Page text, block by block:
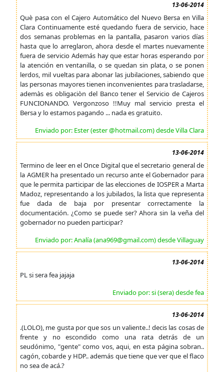
13-06-2014
Què pasa con el Cajero Automático del Nuevo Bersa en Villa
Clara Continuamente esté quedando fuera de servicio, hace
dos semanas problemas en la pantalla, pasaron varios días
hasta que lo arreglaron, ahora desde el martes nuevamente
fuera de servicio Además hay que estar horas esperando por
la atención en ventanilla, o se quedan sin plata, o se ponen
lerdos, mil vueltas para abonar las jubilaciones, sabiendo que
las personas mayores tienen inconvenientes para trasladarse,
ademàs es obligaciòn del Banco tener el Servicio de Cajeros
FUNCIONANDO. Vergonzoso !!Muy mal servicio presta el
Bersa y lo estamos pagando ... nada es gratuito.
Enviado por: Ester (ester @hotmail.com) desde Villa Clara
13-06-2014
Termino de leer en el Once Digital que el secretario general de
la AGMER ha presentado un recurso ante el Gobernador para
que le permita participar de las elecciones de IOSPER a Marta
Madoz, representando a los jubilados, la lista que representa
fue dada de baja por presentar correctamente la
documentación. ¿Como se puede ser? Ahora sin la veña del
gobernador no pueden participar?
Enviado por: Analía (ana969@gmail.com) desde Villaguay
13-06-2014
PL si sera fea jajaja
Enviado por: si (sera) desde fea
13-06-2014
.(LOLO), me gusta por que sos un valiente..! decis las cosas de
frente y no escondido como una rata detrás de un
seudónimo, "gente" como vos, aqui, en esta página sobran..
cagón, cobarde y HDP.. además que tiene que ver que el flaco
no sea de acá.?